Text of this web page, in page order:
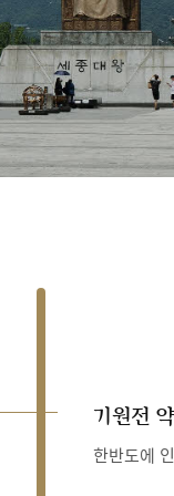
기원전
한반도에